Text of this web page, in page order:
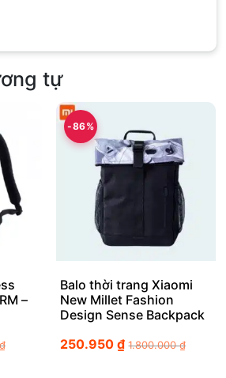
tự
–
₫
-86%
Balo thời trang Xiaomi
New Millet Fashion
Design Sense Backpack
250.950₫ 1.800.000₫